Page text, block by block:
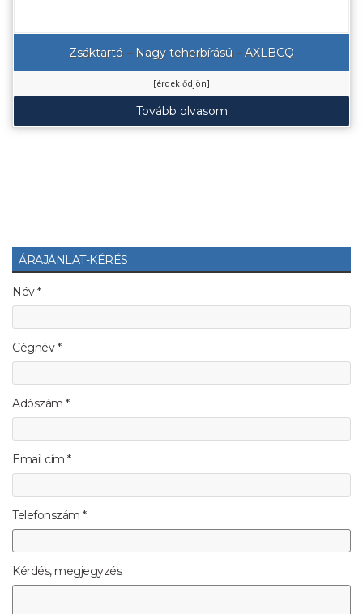
Zsáktartó – Nagy teherbírású – AXLBCQ
[érdeklődjön]
Tovább olvasom
ÁRAJÁNLAT-KÉRÉS
Név *
Cégnév *
Adószám *
Email cím *
Telefonszám *
Kérdés, megjegyzés